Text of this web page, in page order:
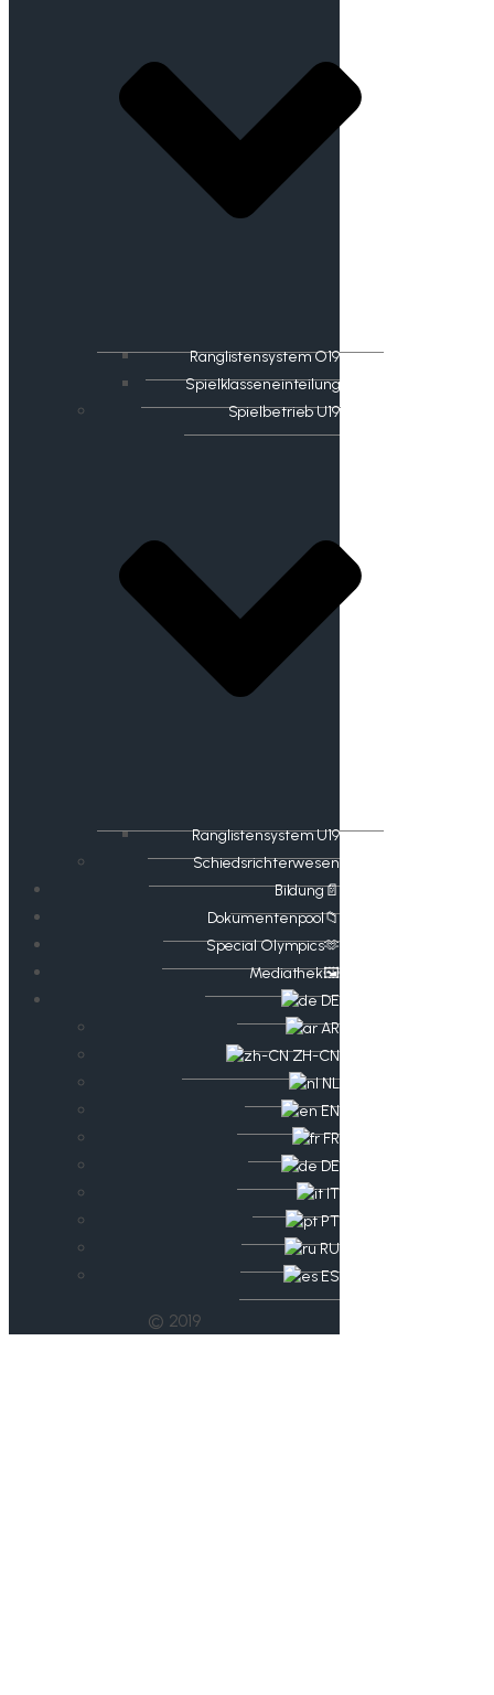
Ranglistensystem O19
Spielklasseneinteilung
Spielbetrieb U19
Ranglistensystem U19
Schiedsrichterwesen
Bildung📄
Dokumentenpool📁
​​Special Olympics🫶
Mediathek🖼️​
DE
AR
ZH-CN
NL
EN
FR
DE
IT
PT
RU
ES
© 2019